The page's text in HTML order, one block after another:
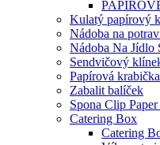
Kulatý papírový
Nádoba na
Nádoba Na Jídlo
Sendvičový
Papírová
Zabalit balíček
Spona Clip
Catering Box
Catering